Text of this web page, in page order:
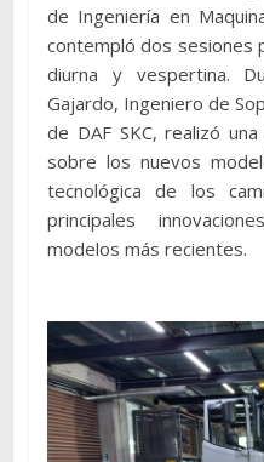
de Ingeniería en
contempló dos sesiones
diurna y vespertina.
Gajardo, Ingeniero de
de DAF SKC, realizó
sobre los nuevos
tecnológica de los
principales
modelos más recientes.